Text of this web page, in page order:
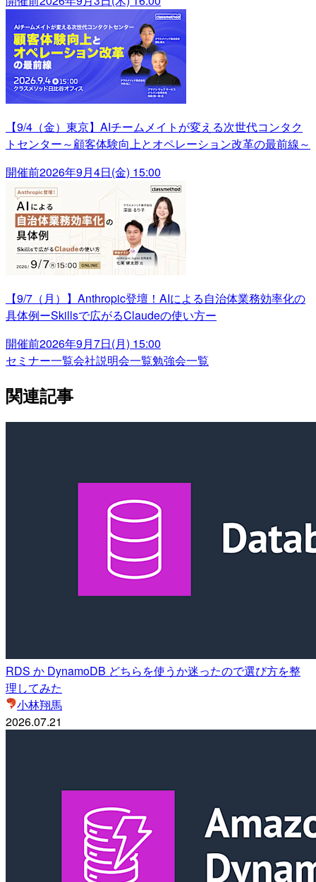
【9/4（金）東京】AIチームメイトが変える次世代コンタク
トセンター～顧客体験向上とオペレーション改革の最前線～
開催前2026年9月4日(金) 15:00
【9/7（月）】Anthropic登壇！AIによる自治体業務効率化の
具体例ーSkillsで広がるClaudeの使い方ー
開催前2026年9月7日(月) 15:00
セミナー一覧会社説明会一覧勉強会一覧
関連記事
RDS か DynamoDB どちらを使うか迷ったので選び方を整
理してみた
小林翔馬
2026.07.21